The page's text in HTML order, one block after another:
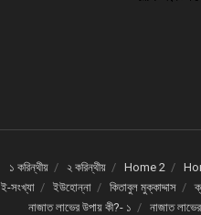
১ করিন্থীয় ২ করিন্থীয় Home 2
ই-সংখ্যা
ইউহোন্না কিতাবুল মুক্কাদ্দাস
নাজাত লাভের উপায় কী?- ১
নাজাত